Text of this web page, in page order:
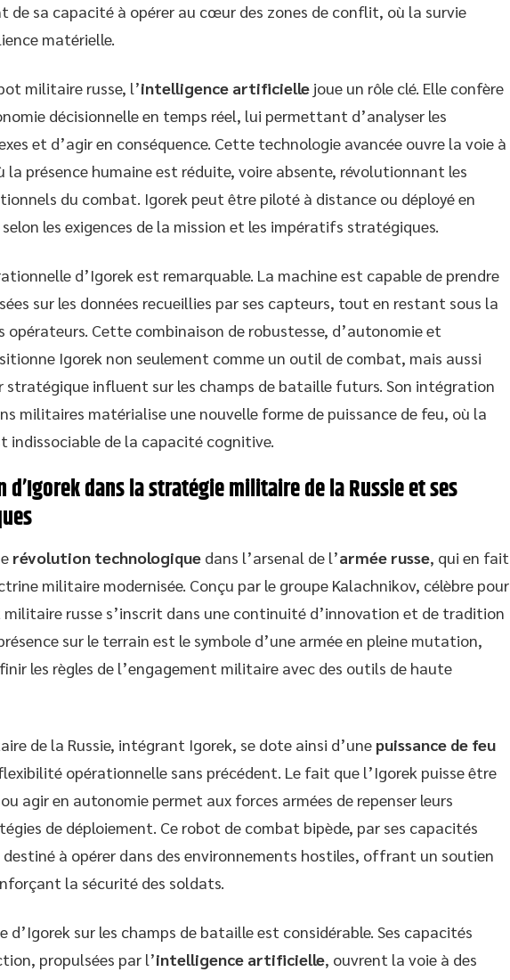
de sa capacité à opérer au cœur des zones de conflit, où la survie
matérielle.
militaire russe, l’intelligence artificielle joue un rôle clé. Elle confère
décisionnelle en temps réel, lui permettant d’analyser les
et d’agir en conséquence. Cette technologie avancée ouvre la voie à
la présence humaine est réduite, voire absente, révolutionnant les
du combat. Igorek peut être piloté à distance ou déployé en
les exigences de la mission et les impératifs stratégiques.
d’Igorek est remarquable. La machine est capable de prendre
sur les données recueillies par ses capteurs, tout en restant sous la
opérateurs. Cette combinaison de robustesse, d’autonomie et
Igorek non seulement comme un outil de combat, mais aussi
stratégique influent sur les champs de bataille futurs. Son intégration
militaires matérialise une nouvelle forme de puissance de feu, où la
indissociable de la capacité cognitive.
d’Igorek dans la stratégie militaire de la Russie et ses
révolution technologique dans l’arsenal de l’armée russe, qui en fait
militaire modernisée. Conçu par le groupe Kalachnikov, célèbre pour
militaire russe s’inscrit dans une continuité d’innovation et de tradition
sur le terrain est le symbole d’une armée en pleine mutation,
les règles de l’engagement militaire avec des outils de haute
de la Russie, intégrant Igorek, se dote ainsi d’une puissance de feu
opérationnelle sans précédent. Le fait que l’Igorek puisse être
agir en autonomie permet aux forces armées de repenser leurs
de déploiement. Ce robot de combat bipède, par ses capacités
à opérer dans des environnements hostiles, offrant un soutien
la sécurité des soldats.
d’Igorek sur les champs de bataille est considérable. Ses capacités
propulsées par l’intelligence artificielle, ouvrent la voie à des